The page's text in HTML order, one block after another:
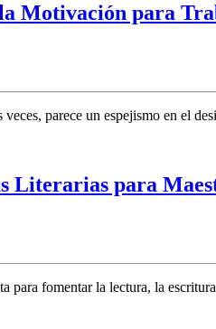
Motivación para
parece un espejismo en el
Literarias para
para fomentar la lectura, la